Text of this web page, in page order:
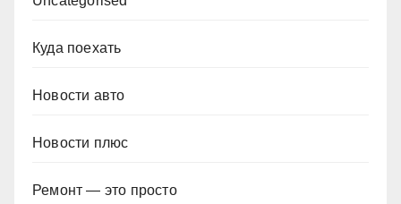
Куда поехать
Новости авто
Новости плюс
Ремонт — это просто